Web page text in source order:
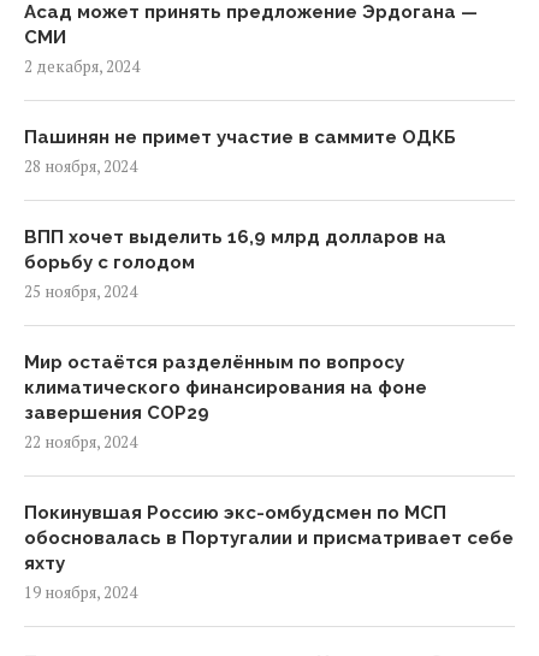
Асад может принять предложение Эрдогана —
СМИ
2 декабря, 2024
Пашинян не примет участие в саммите ОДКБ
28 ноября, 2024
ВПП хочет выделить 16,9 млрд долларов на
борьбу с голодом
25 ноября, 2024
Мир остаётся разделённым по вопросу
климатического финансирования на фоне
завершения COP29
22 ноября, 2024
Покинувшая Россию экс-омбудсмен по МСП
обосновалась в Португалии и присматривает себе
яхту
19 ноября, 2024